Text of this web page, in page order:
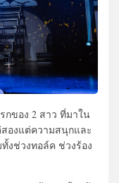
กของ 2 สาว ที่มาใน
องแต่ความสนุกและ
งช่วงทอล์ค ช่วงร้อง